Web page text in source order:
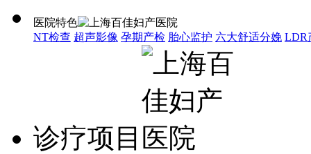
医院特色
NT检查 超声影像 孕期产检 胎心监护 六大舒适分娩 LDR
诊疗项目